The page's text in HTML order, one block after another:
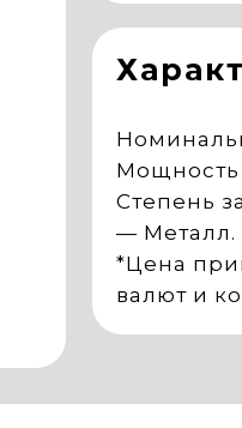
Мощность
Степень
— Металл.
*Цена
валют и